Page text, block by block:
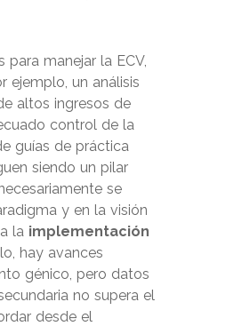
manejar la ECV,
ejemplo, un análisis
altos ingresos de
control de la
guías de práctica
siendo un pilar
se
y en la visión
la implementación
hay avances
génico, pero datos
no supera el
desde el